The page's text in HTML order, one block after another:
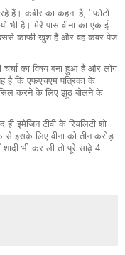
हैं। कबीर का कहना है, ‘‘फोटो
भी है। मेरे पास वीना का एक ई-
उससे काफी खुश हैं और वह कवर पेज
का विषय बना हुआ है और लोग
है कि एफएचएम पत्रिका के
करने के लिए झूठ बोलने के
ही इमेजिन टीवी के रियलिटी शो
से इसके लिए वीना को तीन करोड़
भी कर ली तो पूरे साढ़े 4